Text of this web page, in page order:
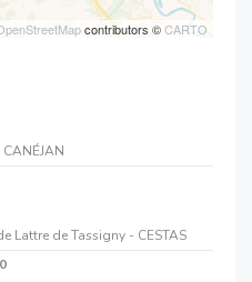
contributors ©CARTO
Lattre de Tassigny - CESTAS